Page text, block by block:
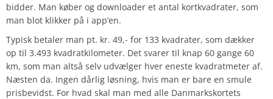
bidder. Man køber og downloader et antal kortkvadrater, som
man blot klikker på i app’en.
Typisk betaler man pt. kr. 49,- for 133 kvadrater, som dækker
op til 3.493 kvadratkilometer. Det svarer til knap 60 gange 60
km, som man altså selv udvælger hver eneste kvadratmeter af.
Næsten da. Ingen dårlig løsning, hvis man er bare en smule
prisbevidst. For hvad skal man med alle Danmarkskortets